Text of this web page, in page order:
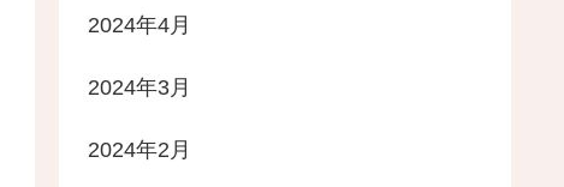
2024年4月
2024年3月
2024年2月